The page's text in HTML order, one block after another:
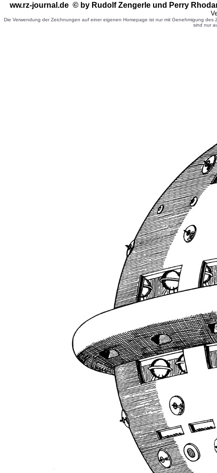
ww.rz-journal.de © by Rudolf Zengerle und Perry
Die Verwendung der Zeichnungen auf einer eigenen Homepage ist nur mit Genehmigung
sind nur